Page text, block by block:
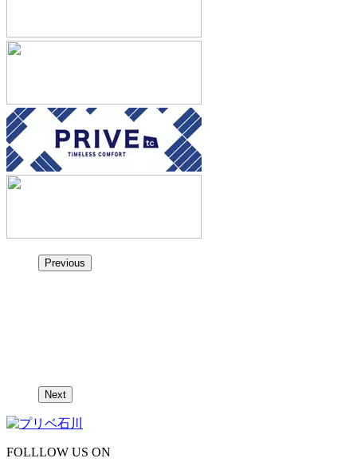
Previous
Next
FOLLLOW US ON